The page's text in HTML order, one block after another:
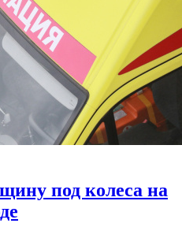
под колеса на